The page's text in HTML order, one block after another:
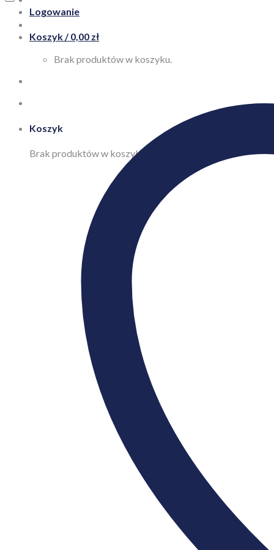
Logowanie
Koszyk /0,00 zł
Brak produktów w koszyku.
Koszyk
Brak produktów w koszyku.